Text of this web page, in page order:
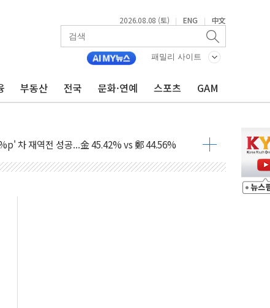
2026.08.08 (토) | ENG | 中文
패밀리 사이트
부동산 전국 문화·연예 스포츠 GAM
…고수온 양식장 복구·지원 '총력'
청래·김민석 당대표 후보
정청래에 승리...47.75% vs 42.08%
발표...김민석 47.75% 정청래 42.08%
...김민석 45.09% 정청래 43.27% 송영길 11.63%
습 한계·탄약 부족 현실화
㎜ 폭우…강원 동해안 강한 비 이어져